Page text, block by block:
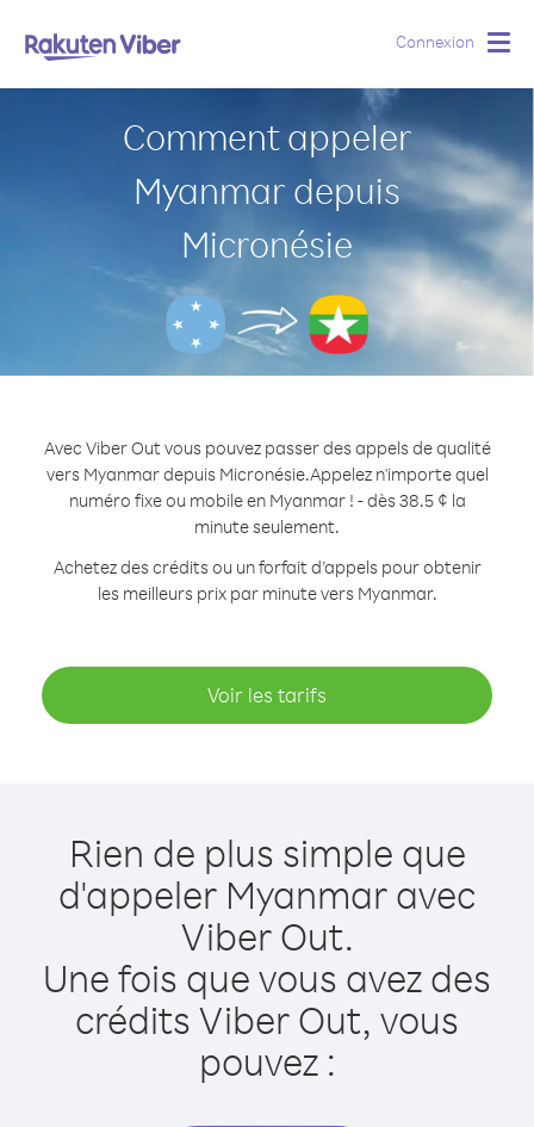
Connexion
Comment appeler
Myanmar depuis
Micronésie
Avec Viber Out vous pouvez passer des appels de qualité
vers Myanmar depuis Micronésie.Appelez n'importe quel
numéro fixe ou mobile en Myanmar ! - dès 38.5 ¢ la
minute seulement.
Achetez des crédits ou un forfait d’appels pour obtenir
les meilleurs prix par minute vers Myanmar.
Voir les tarifs
Rien de plus simple que
d'appeler Myanmar avec
Viber Out.
Une fois que vous avez des
crédits Viber Out, vous
pouvez :